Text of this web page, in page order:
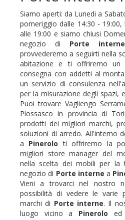
Siamo aperti: da Lunedi a
pomeriggio dalle 14:30 -
alle 19:00 e siamo chiusi
negozio di Porte interne
provvederemo a seguirti nella
abitazione e ti offriremo un
consegna con addetti al
un servizio di consulenza
per la misurazione degli spazi,
Puoi trovare Vagliengo
Piossasco in provincia di
prodotti dei migliori marchi,
soluzioni di arredo. All'interno
a Pinerolo ti offriremo la
migliori store manager del
nella scelta dei mobili per la
negozio di Porte interne a
Vieni a trovarci nel nostro
possibilità di vedere le varie
marchi di Porte interne. Il
luogo vicino a Pinerolo ed